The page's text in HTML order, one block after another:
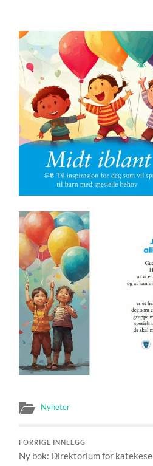
Nyheter
FORRIGE INNLEGG
Ny bok: Direktorium for katekese